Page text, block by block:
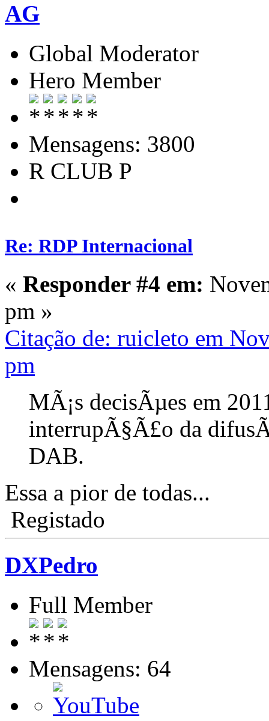
AG
Global Moderator
Hero Member
Mensagens: 3800
R CLUB P
Re: RDP Internacional
« Responder #4 em:
pm »
Citação de: ruicleto em
pm
MÃ¡s decisÃµes em
interrupÃ§Ã£o da
DAB.
Essa a pior de todas...
Registado
DXPedro
Full Member
Mensagens: 64